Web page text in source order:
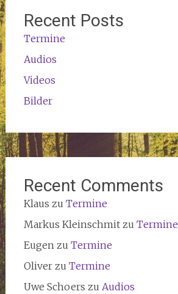
Recent Posts
Termine
Audios
Videos
Bilder
Recent Comments
Klaus zu Termine
Markus Kleinschmitzu Termine
Eugenzu Termine
Oliverzu Termine
Uwe Schoers zu Audios